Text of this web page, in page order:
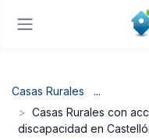
Casas Rurales
Casas Rurales con
discapacidad en